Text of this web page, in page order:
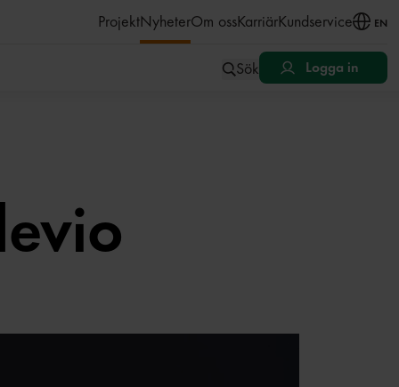
ProjektNyheterOm ossKarriärKundservice EN
Sök Logga in